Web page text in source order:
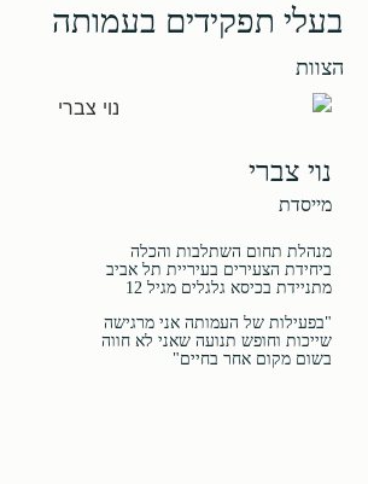
בעלי תפקידים בעמותה
הצוות
נוי צברי
מייסדת
מנהלת תחום השתלבות והכלה
ביחידת הצעירים בעיריית תל אביב
מתניידת בכיסא גלגלים מגיל 12
"בפעילות של העמותה אני מרגישה
שייכות וחופש תנועה שאני לא חווה
בשום מקום אחר בחיים"